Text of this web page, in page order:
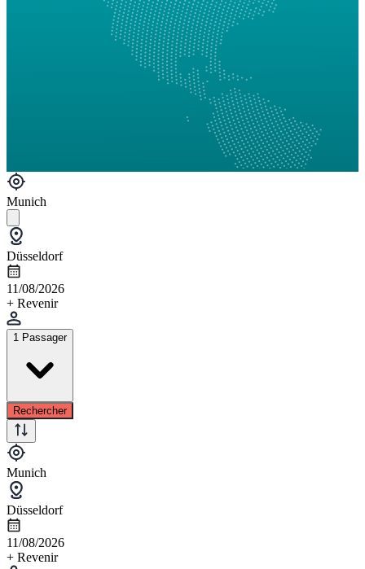
Munich
Düsseldorf
11/08/2026
+ Revenir
1 Passager
Rechercher
Munich
Düsseldorf
11/08/2026
+ Revenir